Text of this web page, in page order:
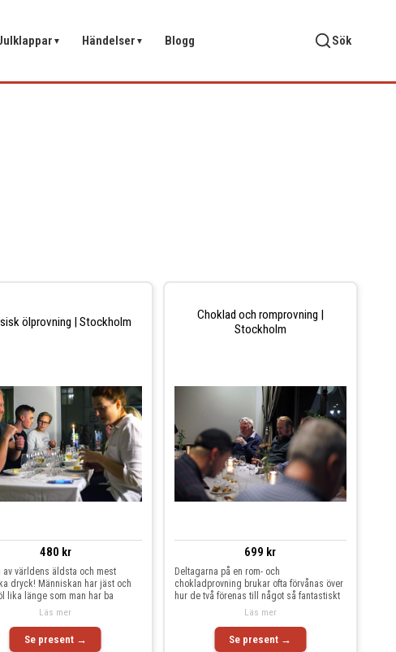
▼ Händelser ▼ Blogg Sök
ölprovning | Stockholm
480 kr
av världens äldsta och mest
dryck! Människan har jäst och
lika länge som man har ba
Se present →
Läs mer
Choklad och romprovning |
Stockholm
699 kr
Deltagarna på en rom- och
chokladprovning brukar ofta förvånas över
hur de två förenas till något så fantastiskt
Se present →
Läs mer